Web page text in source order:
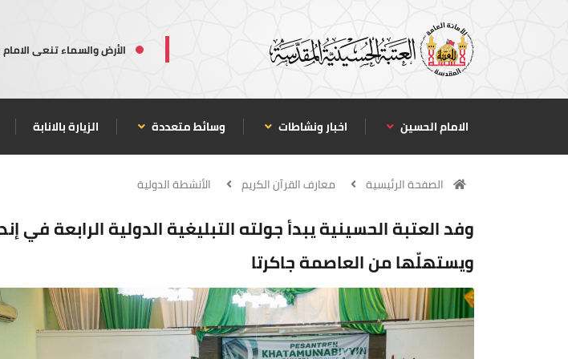
الأرض والسماء تنعى
الامام الحسين اخبار ونشاطات وسائط متعددة الزيارة بالانابة
الصفحة الرئيسية معارف القرآن الكريم الأنشطة الدولية
وفد العتبة الحسينية يبدأ جولته التبليغية الدولية الرابعة في
ويستهلّها من العاصمة جاكرتا